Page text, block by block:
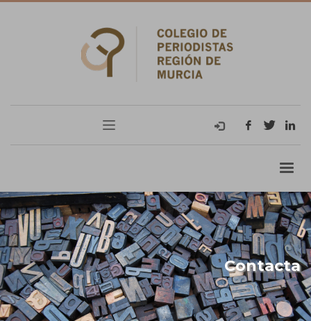
Contacta